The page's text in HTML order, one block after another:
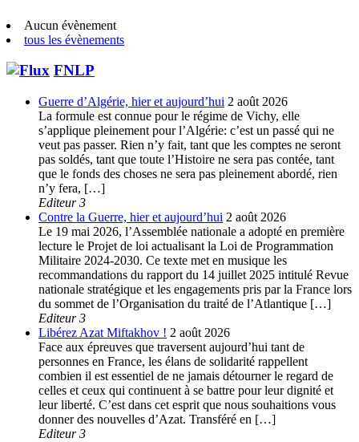
Aucun évènement
tous les évènements
FNLP
Guerre d’Algérie, hier et aujourd’hui 2 août 2026
La formule est connue pour le régime de Vichy, elle
s’applique pleinement pour l’Algérie: c’est un passé qui ne
veut pas passer. Rien n’y fait, tant que les comptes ne seront
pas soldés, tant que toute l’Histoire ne sera pas contée, tant
que le fonds des choses ne sera pas pleinement abordé, rien
n’y fera, […]
Editeur 3
Contre la Guerre, hier et aujourd’hui 2 août 2026
Le 19 mai 2026, l’Assemblée nationale a adopté en première
lecture le Projet de loi actualisant la Loi de Programmation
Militaire 2024-2030. Ce texte met en musique les
recommandations du rapport du 14 juillet 2025 intitulé Revue
nationale stratégique et les engagements pris par la France lors
du sommet de l’Organisation du traité de l’Atlantique […]
Editeur 3
Libérez Azat Miftakhov ! 2 août 2026
Face aux épreuves que traversent aujourd’hui tant de
personnes en France, les élans de solidarité rappellent
combien il est essentiel de ne jamais détourner le regard de
celles et ceux qui continuent à se battre pour leur dignité et
leur liberté. C’est dans cet esprit que nous souhaitions vous
donner des nouvelles d’Azat. Transféré en […]
Editeur 3